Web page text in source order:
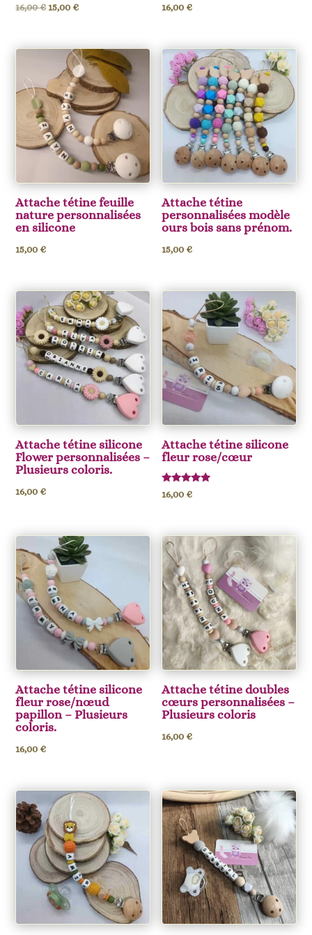
16,00€ Le
était :
16,00 €.
15,00 €Le
est :
15,00 €.
16,00 €
Attache tétine feuille
nature personnalisées
en silicone
15,00 €
Attache tétine
personnalisées modèle
ours bois sans prénom.
15,00 €
Attache tétine silicone
Flower personnalisées –
Plusieurs coloris.
16,00 €
Attache tétine silicone
fleur rose/cœur
Note
5.00
16,00 €
Attache tétine silicone
fleur rose/nœud
papillon – Plusieurs
coloris.
16,00 €
Attache tétine doubles
cœurs personnalisées –
Plusieurs coloris
16,00 €